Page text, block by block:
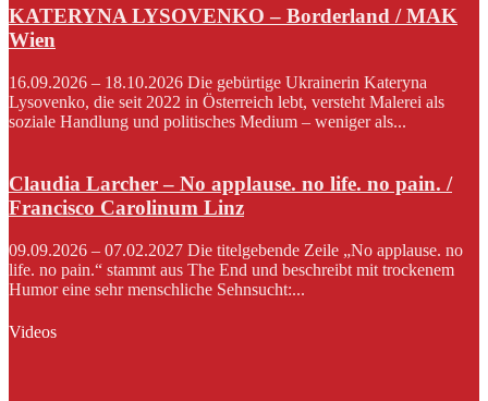
KATERYNA LYSOVENKO – Borderland / MAK
Wien
16.09.2026 – 18.10.2026 Die gebürtige Ukrainerin Kateryna
Lysovenko, die seit 2022 in Österreich lebt, versteht Malerei als
soziale Handlung und politisches Medium – weniger als...
Claudia Larcher – No applause. no life. no pain. /
Francisco Carolinum Linz
09.09.2026 – 07.02.2027 Die titelgebende Zeile „No applause. no
life. no pain.“ stammt aus The End und beschreibt mit trockenem
Humor eine sehr menschliche Sehnsucht:...
Videos